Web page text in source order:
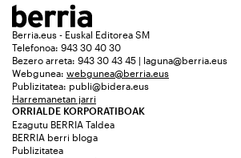
Berria.eus - Euskal Editorea SM
Telefonoa: 943 30 40 30
Bezero arreta: 943 30 43 45 | laguna@berria.eus
Webgunea: webgunea@berria.eus
Publizitatea: publi@bidera.eus
Harremanetan jarri
ORRIALDE KORPORATIBOAK
Ezagutu BERRIA Taldea
BERRIA berri bloga
Publizitatea